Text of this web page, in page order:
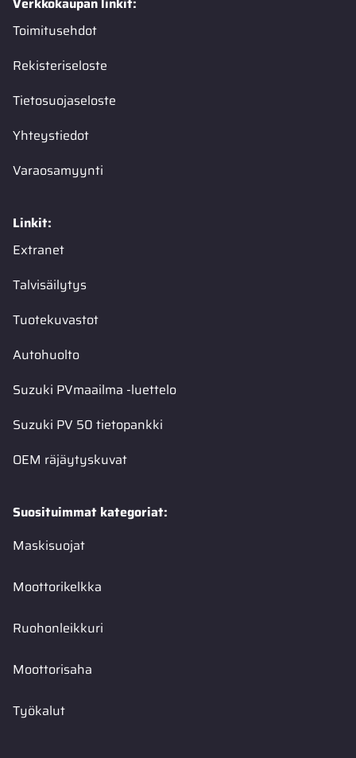
Toimitusehdot
Rekisteriseloste
Tietosuojaseloste
Yhteystiedot
Varaosamyynti
Linkit:
Extranet
Talvisäilytys
Tuotekuvastot
Autohuolto
Suzuki PVmaailma -luettelo
Suzuki PV 50 tietopankki
OEM räjäytyskuvat
Suosituimmat kategoriat:
Maskisuojat
Moottorikelkka
Ruohonleikkuri
Moottorisaha
Työkalut